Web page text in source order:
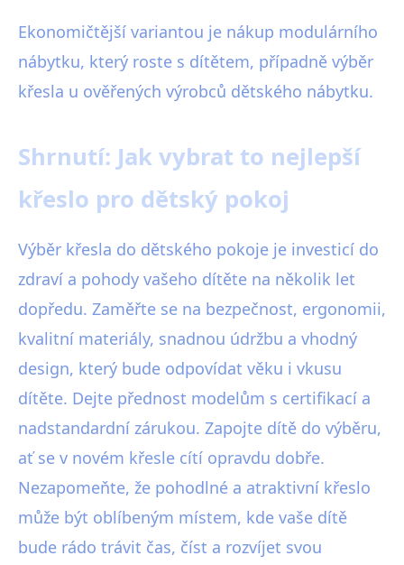
Ekonomičtější variantou je nákup modulárního
nábytku, který roste s dítětem, případně výběr
křesla u ověřených výrobců dětského nábytku.
Shrnutí: Jak vybrat to nejlepší
křeslo pro dětský pokoj
Výběr křesla do dětského pokoje je investicí do
zdraví a pohody vašeho dítěte na několik let
dopředu. Zaměřte se na bezpečnost, ergonomii,
kvalitní materiály, snadnou údržbu a vhodný
design, který bude odpovídat věku i vkusu
dítěte. Dejte přednost modelům s certifikací a
nadstandardní zárukou. Zapojte dítě do výběru,
ať se v novém křesle cítí opravdu dobře.
Nezapomeňte, že pohodlné a atraktivní křeslo
může být oblíbeným místem, kde vaše dítě
bude rádo trávit čas, číst a rozvíjet svou